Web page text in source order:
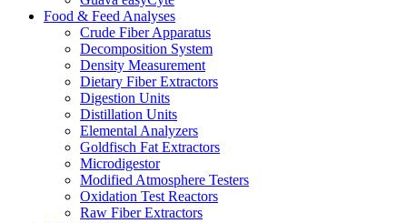
Food & Feed Analyses
Crude Fiber Apparatus
Decomposition System
Density Measurement
Dietary Fiber Extractors
Digestion Units
Distillation Units
Elemental Analyzers
Goldfisch Fat Extractors
Microdigestor
Modified Atmosphere Testers
Oxidation Test Reactors
Raw Fiber Extractors